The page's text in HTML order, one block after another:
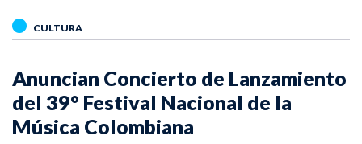
CULTURA
Anuncian Concierto de Lanzamiento
del 39° Festival Nacional de la
Música Colombiana